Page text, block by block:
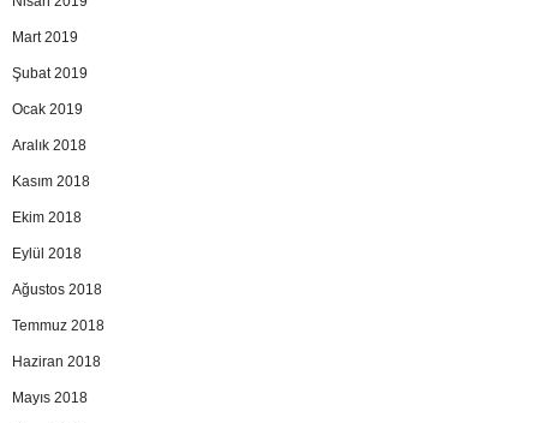
Mart 2019
Şubat 2019
Ocak 2019
Aralık 2018
Kasım 2018
Ekim 2018
Eylül 2018
Ağustos 2018
Temmuz 2018
Haziran 2018
Mayıs 2018